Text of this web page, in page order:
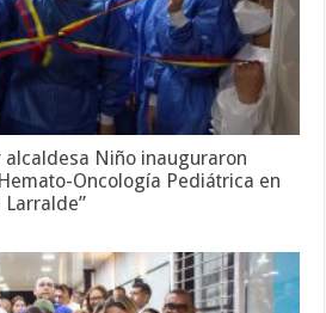
alcaldesa Niño inauguraron
Oncología Pediátrica en
Larralde”